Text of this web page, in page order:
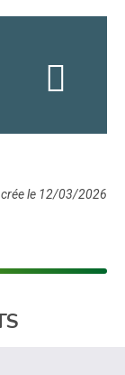
le 12/03/2026